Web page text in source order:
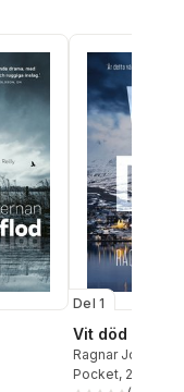
Del 1
Vit död
Ragnar Jónasson
Pocket, 2021